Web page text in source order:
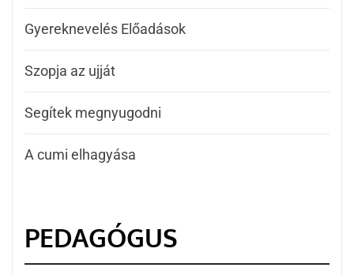
Gyereknevelés Előadások
Szopja az ujját
Segítek megnyugodni
A cumi elhagyása
PEDAGÓGUS